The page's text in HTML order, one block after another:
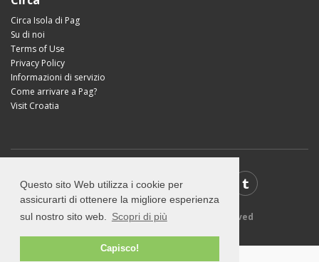
Questo sito Web utilizza i cookie per
assicurarti di ottenere la migliore esperienza
sul nostro sito web.
Scopri di più
Capisco!
Circa Isola di Pag
Su di noi
Terms of Use
Privacy Policy
Informazioni di servizio
Come arrivare a Pag?
Visit Croatia
© 2026 Visit-Pag.com - All rights reserved